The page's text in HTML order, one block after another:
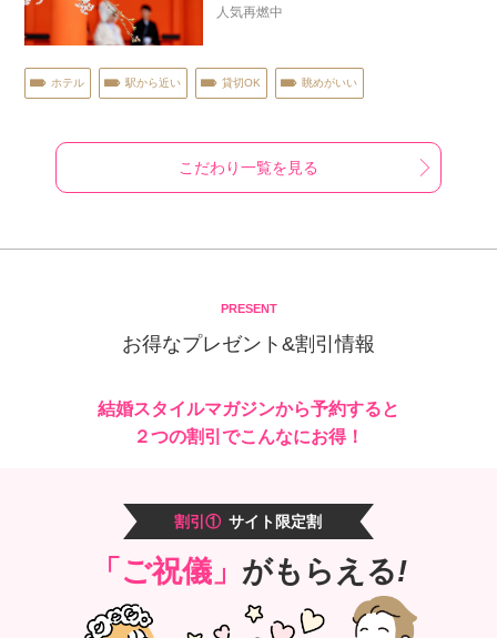
人気再燃中
ホテル 駅から近い 貸切OK 眺めがいい
こだわり一覧を見る
PRESENT
お得なプレゼント&割引情報
結婚スタイルマガジンから予約すると
２つの割引でこんなにお得！
割引① サイト限定割
「ご祝儀」 がもらえる!